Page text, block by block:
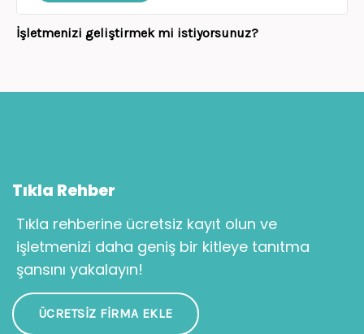
İşletmenizi geliştirmek mi istiyorsunuz?
Tıkla Rehber
Tıkla rehberine ücretsiz kayıt olun ve
işletmenizi daha geniş bir kitleye tanıtma
şansını yakalayın!
ÜCRETSIZ FIRMA EKLE